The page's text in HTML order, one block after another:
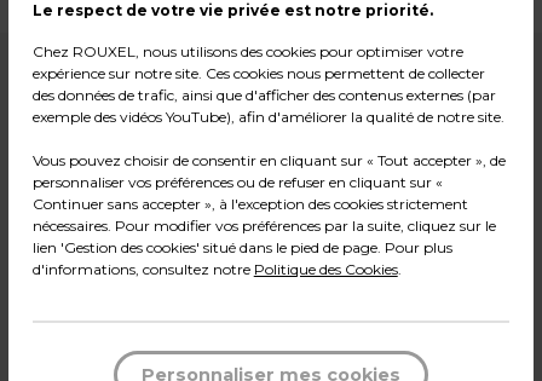
99,99€ HT
+ éco-participation
121,31€ TTC*
l'unité
Quantité - +
Ajouter au panier
*Des frais de livraison et d'emballage peuvent s'ajouter.
Le respect de votre vie privée est notre priorité.
Chez ROUXEL, nous utilisons des cookies pour optimiser votre
expérience sur notre site. Ces cookies nous permettent de collecter
des données de trafic, ainsi que d'afficher des contenus externes (par
exemple des vidéos YouTube), afin d'améliorer la qualité de notre site.
Vous pouvez choisir de consentir en cliquant sur « Tout accepter », de
personnaliser vos préférences ou de refuser en cliquant sur «
Continuer sans accepter », à l'exception des cookies strictement
nécessaires. Pour modifier vos préférences par la suite, cliquez sur le
lien 'Gestion des cookies' situé dans le pied de page. Pour plus
d'informations, consultez notre Politique des Cookies.
Personnaliser mes cookies